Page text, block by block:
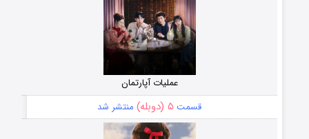
عملیات آپارتمان
قسمت ۵ (دوبله) منتشر شد